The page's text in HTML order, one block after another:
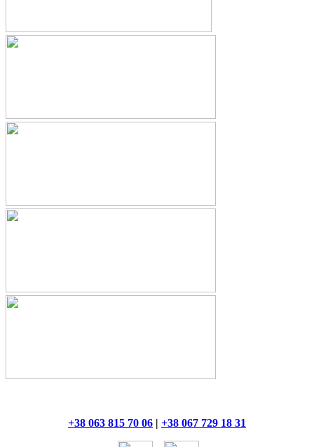
+38 063 815 70 06 | +38 067 729 18 31